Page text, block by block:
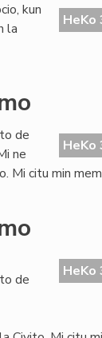
HeKo
kun
la
HeKo
de
ne
Mi citu min
HeKo
de